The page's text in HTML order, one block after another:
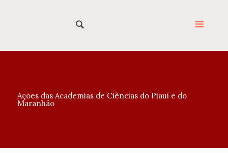
Ações das Academias de Ciências do Piauí e do
Maranhão